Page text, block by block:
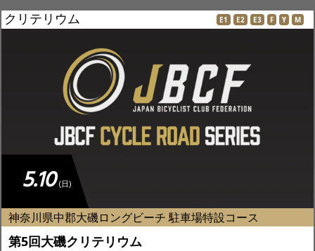
クリテリウム E1 E2 E3 F Y M
5.10 (日)
神奈川県中郡大磯ロングビーチ 駐車場特設コース
第5回大磯クリテリウム